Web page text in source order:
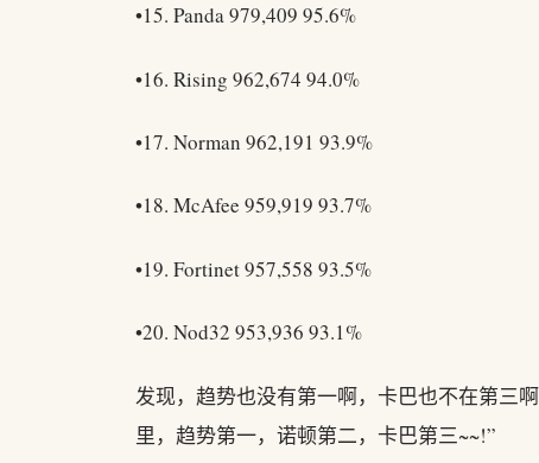
•15. Panda 979,409 95.6%
•16. Rising 962,674 94.0%
•17. Norman 962,191 93.9%
•18. McAfee 959,919 93.7%
•19. Fortinet 957,558 93.5%
•20. Nod32 953,936 93.1%
发现，趋势也没有第一啊，卡巴也不在第三
里，趋势第一，诺顿第二，卡巴第三~~!”